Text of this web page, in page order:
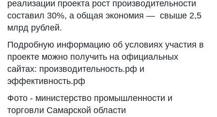
реализации проекта рост производительности
составил 30%, а общая экономия — свыше 2,5
млрд рублей.
Подробную информацию об условиях участия в
проекте можно получить на официальных
сайтах: производительность.рф и
эффективность.рф
Фото - министерство промышленности и
торговли Самарской области